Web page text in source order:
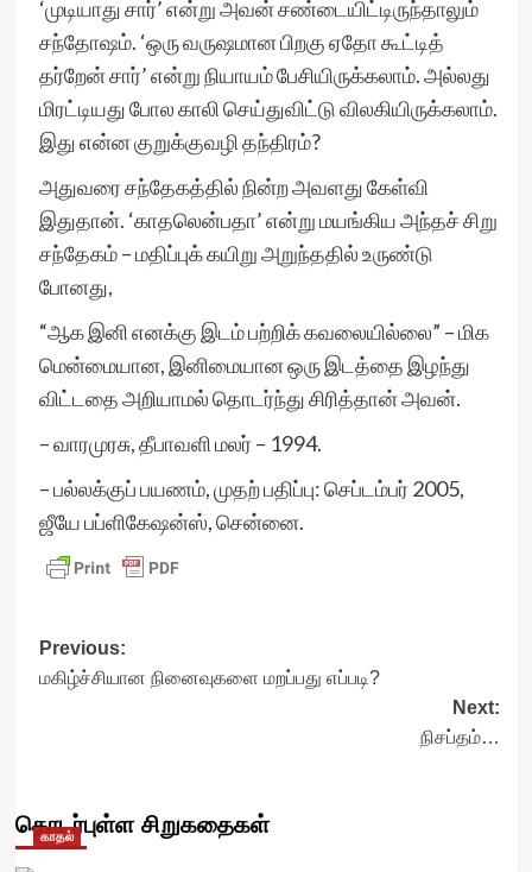
‘முடியாது சார்’ என்று அவன் சண்டையிட்டிருந்தாலும்
சந்தோஷம். ‘ஒரு வருஷமான பிறகு ஏதோ கூட்டித்
தர்றேன் சார்’ என்று நியாயம் பேசியிருக்கலாம். அல்லது
மிரட்டியது போல காலி செய்துவிட்டு விலகியிருக்கலாம்.
இது என்ன குறுக்குவழி தந்திரம்?
அதுவரை சந்தேகத்தில் நின்ற அவளது கேள்வி
இதுதான். ‘காதலென்பதா’ என்று மயங்கிய அந்தச் சிறு
சந்தேகம் – மதிப்புக் கயிறு அறுந்ததில் உருண்டு
போனது,
“ஆக இனி எனக்கு இடம் பற்றிக் கவலையில்லை” – மிக
மென்மையான, இனிமையான ஒரு இடத்தை இழந்து
விட்டதை அறியாமல் தொடர்ந்து சிரித்தான் அவன்.
– வாரமுரசு, தீபாவளி மலர் – 1994.
– பல்லக்குப் பயணம், முதற் பதிப்பு: செப்டம்பர் 2005,
ஜீயே பப்ளிகேஷன்ஸ், சென்னை.
Post
navigation
Previous:
மகிழ்ச்சியான நினைவுகளை மறப்பது எப்படி?
Next:
நிசப்தம்…
தொடர்புள்ள சிறுகதைகள்
காதல்